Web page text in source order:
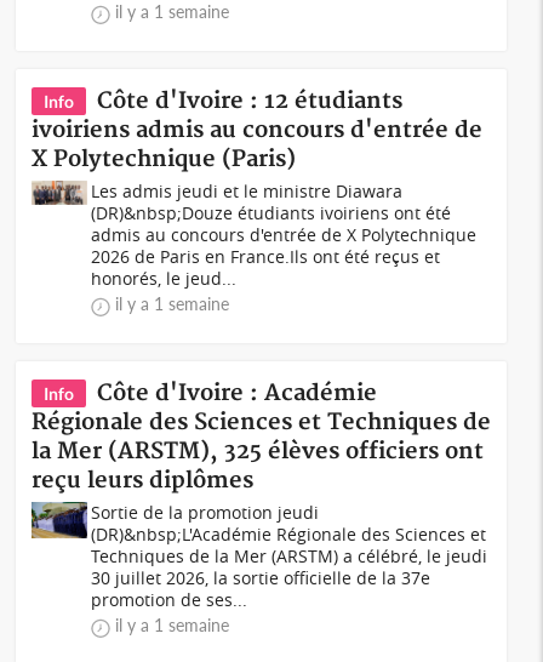
il y a 1 semaine
Info
Côte d'Ivoire : 12 étudiants
ivoiriens admis au concours d'entrée de
X Polytechnique (Paris)
Les admis jeudi et le ministre Diawara
(DR)&nbsp;Douze étudiants ivoiriens ont été
admis au concours d'entrée de X Polytechnique
2026 de Paris en France.Ils ont été reçus et
honorés, le jeud...
il y a 1 semaine
Info
Côte d'Ivoire : Académie
Régionale des Sciences et Techniques de
la Mer (ARSTM), 325 élèves officiers ont
reçu leurs diplômes
Sortie de la promotion jeudi
(DR)&nbsp;L'Académie Régionale des Sciences et
Techniques de la Mer (ARSTM) a célébré, le jeudi
30 juillet 2026, la sortie officielle de la 37e
promotion de ses...
il y a 1 semaine